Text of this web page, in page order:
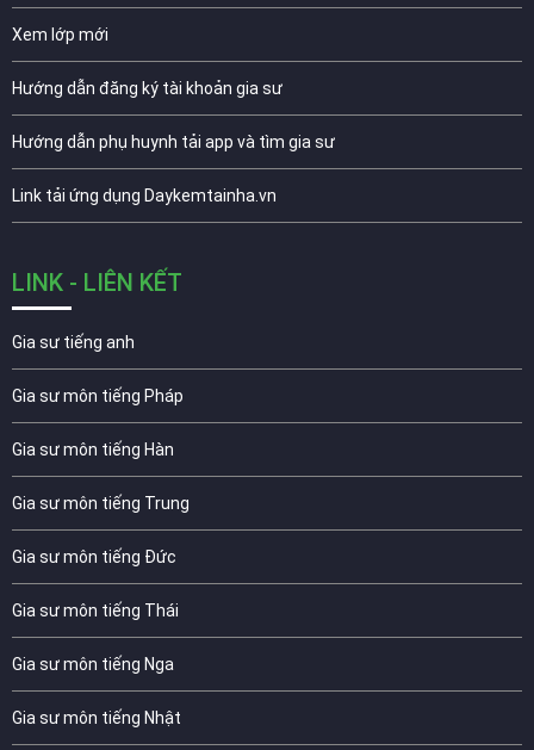
Xem lớp mới
Hướng dẫn đăng ký tài khoản gia sư
Hướng dẫn phụ huynh tải app và tìm gia sư
Link tải ứng dụng Daykemtainha.vn
LINK - LIÊN KẾT
Gia sư tiếng anh
Gia sư môn tiếng Pháp
Gia sư môn tiếng Hàn
Gia sư môn tiếng Trung
Gia sư môn tiếng Đức
Gia sư môn tiếng Thái
Gia sư môn tiếng Nga
Gia sư môn tiếng Nhật